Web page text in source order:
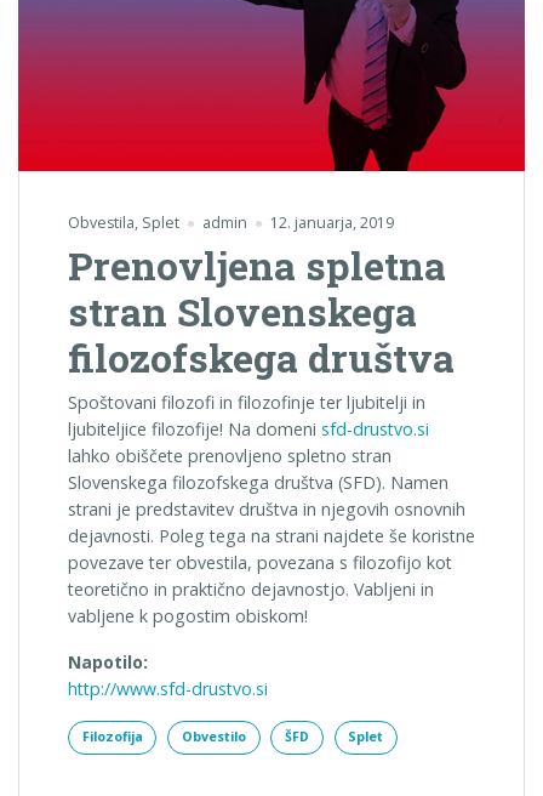
Obvestila, Splet admin 12. januarja, 2019
Prenovljena spletna
stran Slovenskega
filozofskega društva
Spoštovani filozofi in filozofinje ter ljubitelji in
ljubiteljice filozofije! Na domeni sfd-drustvo.si
lahko obiščete prenovljeno spletno stran
Slovenskega filozofskega društva (SFD). Namen
strani je predstavitev društva in njegovih osnovnih
dejavnosti. Poleg tega na strani najdete še koristne
povezave ter obvestila, povezana s filozofijo kot
teoretično in praktično dejavnostjo. Vabljeni in
vabljene k pogostim obiskom!
Napotilo:
http://www.sfd-drustvo.si
Filozofija Obvestilo ŠFD Splet